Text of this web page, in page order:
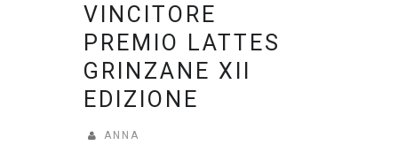
VINCITORE
PREMIO LATTES
GRINZANE XII
EDIZIONE
ANNA